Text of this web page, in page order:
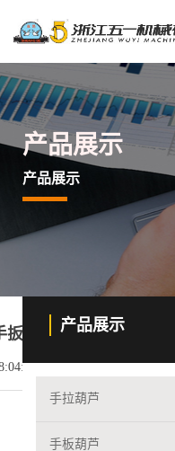
产品展示
产品展示
产品展示
手拉葫芦
手板葫芦
葫芦2026年品牌排行